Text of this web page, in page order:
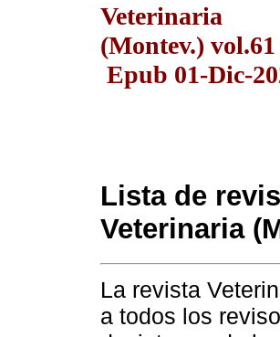
Veterinaria
(Montev.)
Epub 01-Dic-
Lista de
Veterinaria
La revista
a todos los